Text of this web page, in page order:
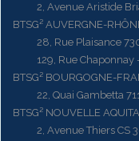
2, Avenue Aristide
BTSG² AUVERGNE-
28, Rue Plaisance
129, Rue Chaponnay -
BTSG² BOURGOGNE-
22, Quai Gambetta
BTSG² NOUVELLE
2, Avenue Thiers CS